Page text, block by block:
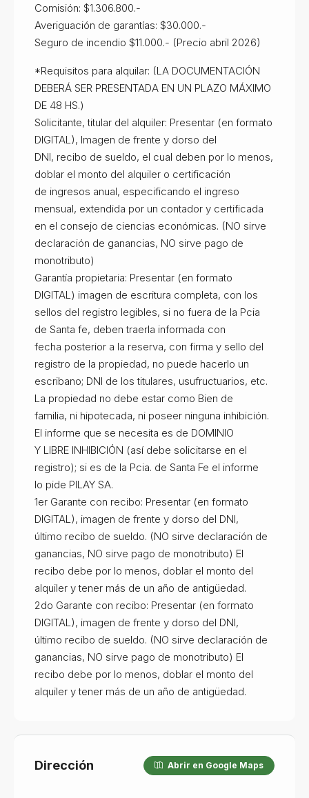
Comisión: $1.306.800.-
Averiguación de garantías: $30.000.-
Seguro de incendio $11.000.- (Precio abril 2026)
*Requisitos para alquilar: (LA DOCUMENTACIÓN
DEBERÁ SER PRESENTADA EN UN PLAZO MÁXIMO
DE 48 HS.)
Solicitante, titular del alquiler: Presentar (en formato
DIGITAL), Imagen de frente y dorso del
DNI, recibo de sueldo, el cual deben por lo menos,
doblar el monto del alquiler o certificación
de ingresos anual, especificando el ingreso
mensual, extendida por un contador y certificada
en el consejo de ciencias económicas. (NO sirve
declaración de ganancias, NO sirve pago de
monotributo)
Garantía propietaria: Presentar (en formato
DIGITAL) imagen de escritura completa, con los
sellos del registro legibles, si no fuera de la Pcia
de Santa fe, deben traerla informada con
fecha posterior a la reserva, con firma y sello del
registro de la propiedad, no puede hacerlo un
escribano; DNI de los titulares, usufructuarios, etc.
La propiedad no debe estar como Bien de
familia, ni hipotecada, ni poseer ninguna inhibición.
El informe que se necesita es de DOMINIO
Y LIBRE INHIBICIÓN (así debe solicitarse en el
registro); si es de la Pcia. de Santa Fe el informe
lo pide PILAY SA.
1er Garante con recibo: Presentar (en formato
DIGITAL), imagen de frente y dorso del DNI,
último recibo de sueldo. (NO sirve declaración de
ganancias, NO sirve pago de monotributo) El
recibo debe por lo menos, doblar el monto del
alquiler y tener más de un año de antigüedad.
2do Garante con recibo: Presentar (en formato
DIGITAL), imagen de frente y dorso del DNI,
último recibo de sueldo. (NO sirve declaración de
ganancias, NO sirve pago de monotributo) El
recibo debe por lo menos, doblar el monto del
alquiler y tener más de un año de antigüedad.
Dirección Abrir en Google Maps